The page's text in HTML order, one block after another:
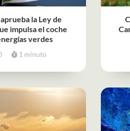
la Ley de
impulsa el coche
verdes
1 minuto